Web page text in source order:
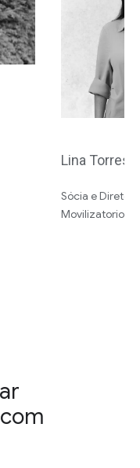
Lina Torres
Sócia e
Movilizatorio